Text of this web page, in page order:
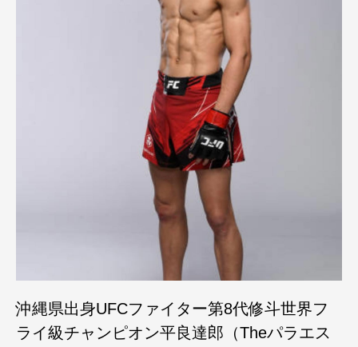
沖縄県出身UFCファイター第8代修斗世界フ
ライ級チャンピオン平良達郎（Theパラエス